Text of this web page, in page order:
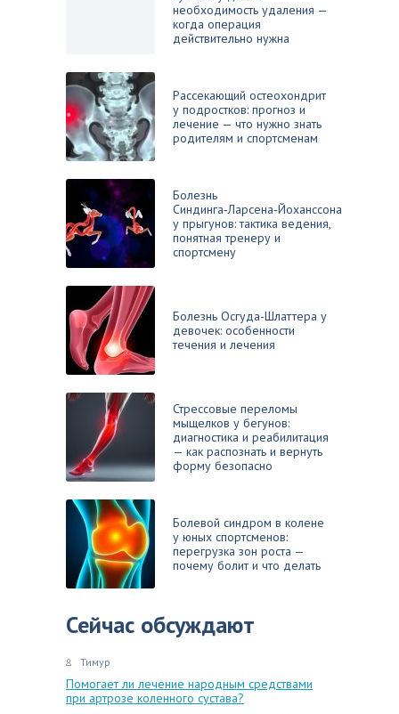
необходимость удаления —
когда операция
действительно нужна
Рассекающий остеохондрит
у подростков: прогноз и
лечение — что нужно знать
родителям и спортсменам
Болезнь
Синдинга‑Ларсена‑Йоханссона
у прыгунов: тактика ведения,
понятная тренеру и
спортсмену
Болезнь Осгуда-Шлаттера у
девочек: особенности
течения и лечения
Стрессовые переломы
мыщелков у бегунов:
диагностика и реабилитация
— как распознать и вернуть
форму безопасно
Болевой синдром в колене
у юных спортсменов:
перегрузка зон роста —
почему болит и что делать
Сейчас обсуждают
Тимур
Помогает ли лечение народным средствами
при артрозе коленного сустава?